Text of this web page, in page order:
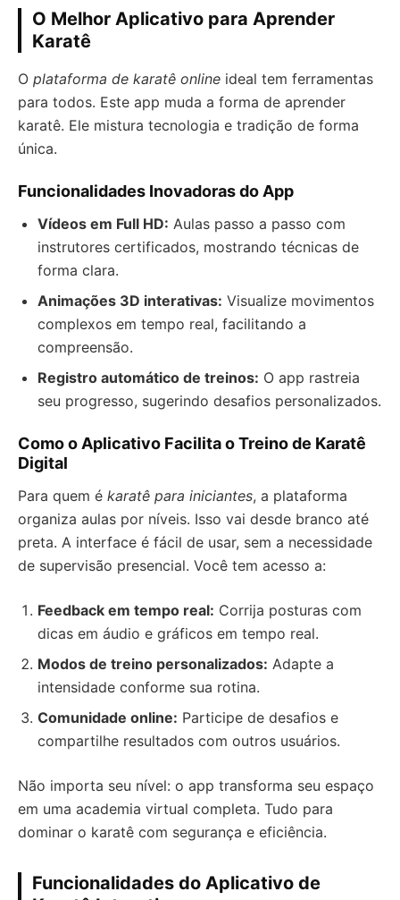
O Melhor Aplicativo para Aprender
Karatê
O plataforma de karatê online ideal tem ferramentas
para todos. Este app muda a forma de aprender
karatê. Ele mistura tecnologia e tradição de forma
única.
Funcionalidades Inovadoras do App
Vídeos em Full HD: Aulas passo a passo com
instrutores certificados, mostrando técnicas de
forma clara.
Animações 3D interativas: Visualize movimentos
complexos em tempo real, facilitando a
compreensão.
Registro automático de treinos: O app rastreia
seu progresso, sugerindo desafios personalizados.
Como o Aplicativo Facilita o Treino de Karatê
Digital
Para quem é karatê para iniciantes, a plataforma
organiza aulas por níveis. Isso vai desde branco até
preta. A interface é fácil de usar, sem a necessidade
de supervisão presencial. Você tem acesso a:
Feedback em tempo real: Corrija posturas com
dicas em áudio e gráficos em tempo real.
Modos de treino personalizados: Adapte a
intensidade conforme sua rotina.
Comunidade online: Participe de desafios e
compartilhe resultados com outros usuários.
Não importa seu nível: o app transforma seu espaço
em uma academia virtual completa. Tudo para
dominar o karatê com segurança e eficiência.
Funcionalidades do Aplicativo de